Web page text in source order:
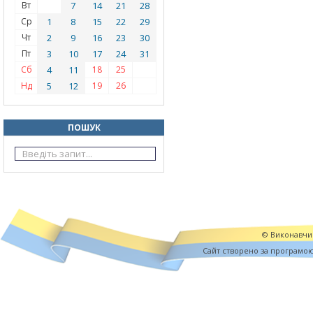
Вт 7 14 21 28
Ср 1 8 15 22 29
Чт 2 9 16 23 30
Пт 3 10 17 24 31
Сб 4 11 18
25
Нд
5 12 19 26
ПОШУК
©
Cайт створено за